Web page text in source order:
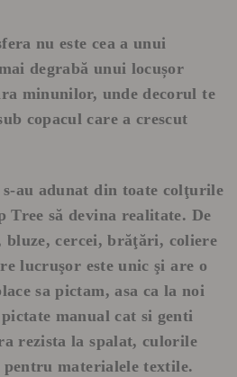
nu este cea a unui
degrabă unui locușor
minunilor, unde decorul te
copacul care a crescut
s-au adunat din toate colţurile
Tree să devina realitate. De
cercei, brăţări, coliere
lucruşor este unic şi are o
sa pictam, asa ca la noi
manual cat si genti
rezista la spalat, culorile
materialele textile.